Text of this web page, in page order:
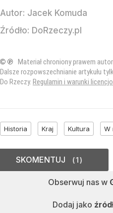
Autor: Jacek Komuda
Źródło: DoRzeczy.pl
© ℗ Materiał chroniony prawem
Dalsze rozpowszechnianie artykułu
Do Rzeczy. Regulamin i warunki
Historia Kraj Kultura W
Obserwuj nas w
Dodaj jako
SKOMENTUJ 1